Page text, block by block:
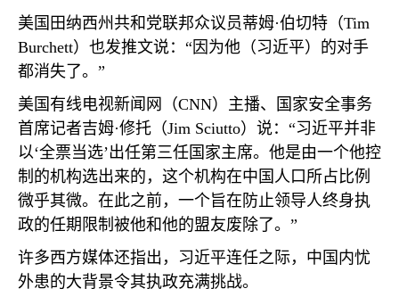
美国田纳西州共和党联邦众议员蒂姆·伯切特（Tim
Burchett）也发推文说：“因为他（习近平）的对手
都消失了。”
美国有线电视新闻网（CNN）主播、国家安全事务
首席记者吉姆·修托（Jim Sciutto）说：“习近平并非
以‘全票当选’出任第三任国家主席。他是由一个他控
制的机构选出来的，这个机构在中国人口所占比例
微乎其微。在此之前，一个旨在防止领导人终身执
政的任期限制被他和他的盟友废除了。”
许多西方媒体还指出，习近平连任之际，中国内忧
外患的大背景令其执政充满挑战。